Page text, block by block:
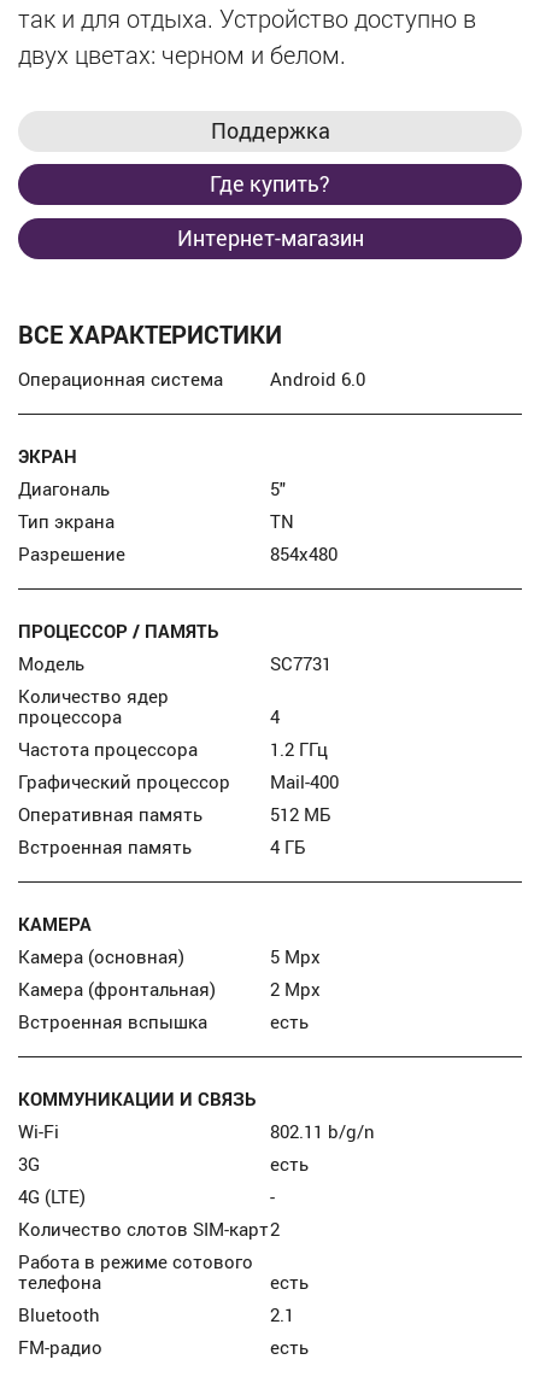
так и для отдыха. Устройство доступно в
двух цветах: черном и белом.
Поддержка
Где купить?
Интернет-магазин
ВСЕ ХАРАКТЕРИСТИКИ
Операционная система Android 6.0
ЭКРАН
Диагональ
5″
Тип экрана
TN
Разрешение
854x480
ПРОЦЕССОР / ПАМЯТЬ
Модель
SC7731
Количество ядер
процессора
4
Частота процессора
1.2 ГГц
Графический процессор
Mail-400
Оперативная память
512 МБ
Встроенная память
4 ГБ
КАМЕРА
Камера (основная)
5 Mpx
Камера (фронтальная)
2 Mpx
Встроенная вспышка
есть
КОММУНИКАЦИИ И СВЯЗЬ
Wi-Fi
802.11 b/g/n
3G
есть
4G (LTE)
-
Количество слотов SIM-карт2
Работа в режиме сотового
телефона
есть
Bluetooth
2.1
FM-радио
есть